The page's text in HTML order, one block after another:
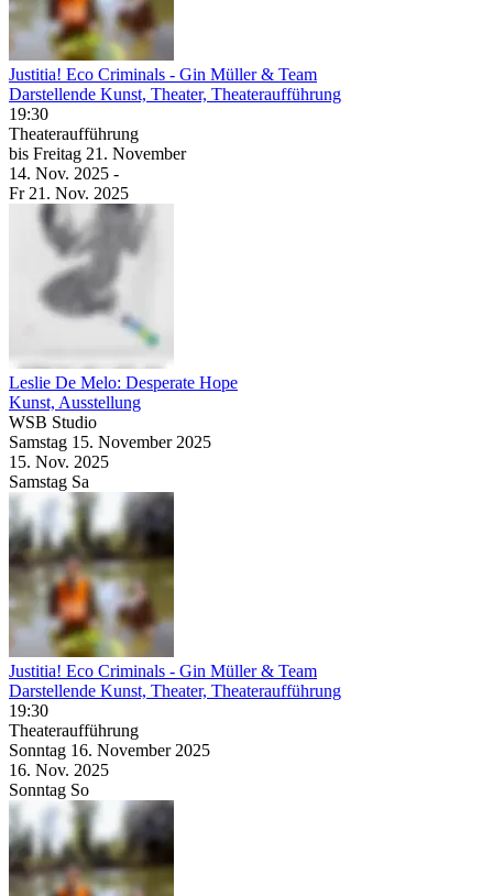
Justitia! Eco Criminals - Gin Müller & Team
Darstellende Kunst, Theater, Theateraufführung
19:30
Theateraufführung
bis Freitag 21. November
14. Nov. 2025 -
Fr 21. Nov. 2025
Leslie De Melo: Desperate Hope
Kunst, Ausstellung
WSB Studio
Samstag 15. November 2025
15. Nov. 2025
Samstag Sa
Justitia! Eco Criminals - Gin Müller & Team
Darstellende Kunst, Theater, Theateraufführung
19:30
Theateraufführung
Sonntag 16. November 2025
16. Nov. 2025
Sonntag So